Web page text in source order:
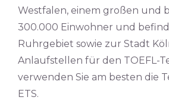
Westfalen, einem großen und
300.000 Einwohner und
Ruhrgebiet sowie zur Stadt
Anlaufstellen für den TOEFL-
verwenden Sie am besten die
ETS.